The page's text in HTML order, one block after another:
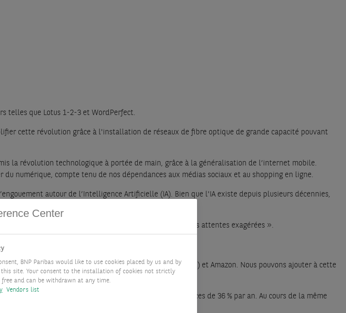
telles que Lotus 1-2-3 et WordPerfect.
cette révolution grâce à l'installation de réseaux de fibre optique de grande capacité pouvant
la révolution technologique à portée de main, grâce à la généralisation de l’internet mobile.
numérique, compte tenu de nos dépendances aux médias sociaux et au shopping en ligne.
autour de l’Intelligence Artificielle (IA). Bien que l'IA existe depuis plusieurs décennies,
importante avancée technologique.
au sommet de son « Hype Cycle », soit le « pic des attentes exagérées ».
Google (Alphabet), Meta (anciennement Facebook) et Amazon. Nous pouvons ajouter à cette
d'apprentissage de l'IA.
années, avec une croissance moyenne de leurs bénéfices de 36 % par an. Au cours de la même
Center
BNP Paribas would like to use cookies placed by us and by
site. Your consent to the installation of cookies not strictly
free and can be withdrawn at any time.
Vendors list